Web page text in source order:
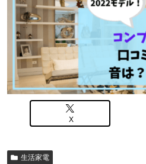
X
生活家電